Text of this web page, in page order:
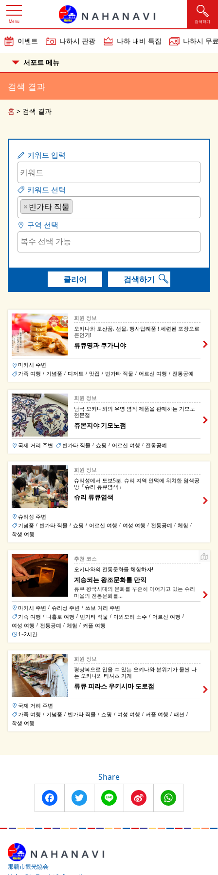
검색하기
이벤트 나하시 관광 나하 내비 특집 나하시 무
Menu
서포트 메뉴
검색 결과
홈 > 검색 결과
키워드 입력
키워드 선택
× 빈가타 직물
구역 선택
클리어 검색하기
회원 정보
오키나와 토산품, 선물, 행사답례품 ! 세련된 포장으로
큰인기!
류큐명과 쿠가니야
마키시 주변
가족 여행 / 기념품 / 디저트 / 맛집 / 빈가타 직물 / 어르신 여행 / 전통공예
회원 정보
남국 오키나와의 유명 염직 제품을 판매하는 기모노
전문점
쥬몬지야 기모노점
국제 거리 주변 빈가타 직물 / 쇼핑 / 어르신 여행 / 전통공예
회원 정보
슈리성에서 도보5분. 슈리 지역 언덕에 위치한 염색공
방「슈리 류큐염색」
슈리 류큐염색
슈리성 주변
기념품 / 빈가타 직물 / 쇼핑 / 어르신 여행 / 여성 여행 / 전통공예 / 체험 /
학생 여행
추천 코스
오키나와의 전통문화를 체험하자!
계승되는 왕조문화를 만끽
류큐 왕국시대의 문화를 꾸준히 이어가고 있는 슈리
마을의 전통문화를...
마키시 주변 / 슈리성 주변 / 쓰보 거리 주변
가족 여행 / 나홀로 여행 / 빈가타 직물 / 아와모리 소주 / 어르신 여행 /
여성 여행 / 전통공예 / 체험 / 커플 여행
1~2시간
회원 정보
평상복으로 입을 수 있는 오키나와 분위기가 물씬 나
는 오키나와 티셔츠 가게
류큐 피라스 우키시마 도로점
국제 거리 주변
가족 여행 / 기념품 / 빈가타 직물 / 쇼핑 / 여성 여행 / 커플 여행 / 패션 /
학생 여행
Share
FacebookTwitter Line
Sina
WhatsApp
那覇市観光協会